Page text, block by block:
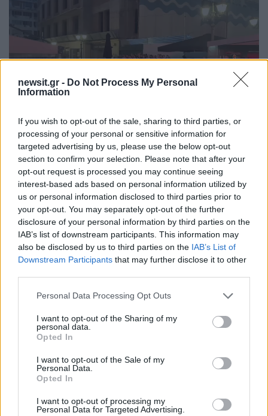
newsit.gr - Do Not Process My Personal
Information
If you wish to opt-out of the sale, sharing to third parties, or
processing of your personal or sensitive information for
targeted advertising by us, please use the below opt-out
section to confirm your selection. Please note that after your
opt-out request is processed you may continue seeing
interest-based ads based on personal information utilized by
us or personal information disclosed to third parties prior to
your opt-out. You may separately opt-out of the further
disclosure of your personal information by third parties on the
IAB’s list of downstream participants. This information may
also be disclosed by us to third parties on the IAB’s List of
Downstream Participants that may further disclose it to other
Please note that this website/app uses one or more Google
not limited to your visit or usage behaviour. You may click to
grant or deny consent to Google and its third-party tags to
use your data for below specified purposes in below Google
consent section.
Personal Data Processing Opt Outs
I want to opt-out of the Sharing of my
personal data.
Opted In
I want to opt-out of the Sale of my
Personal Data.
Opted In
I want to opt-out of processing my
Personal Data for Targeted Advertising.